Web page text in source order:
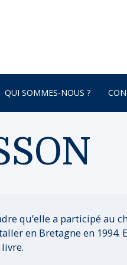
QUI SOMMES-NOUS ?
qu’elle a participé au
en Bretagne en 1994.